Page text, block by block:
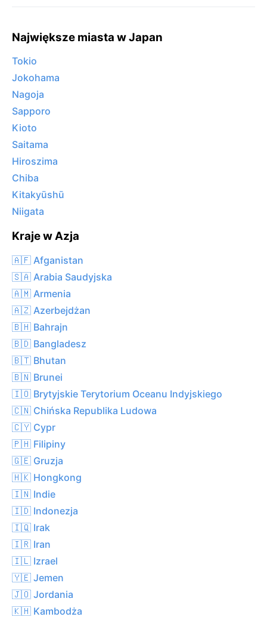
Największe miasta w Japan
Tokio
Jokohama
Nagoja
Sapporo
Kioto
Saitama
Hiroszima
Chiba
Kitakyūshū
Niigata
Kraje w Azja
🇦🇫 Afganistan
🇸🇦 Arabia Saudyjska
🇦🇲 Armenia
🇦🇿 Azerbejdżan
🇧🇭 Bahrajn
🇧🇩 Bangladesz
🇧🇹 Bhutan
🇧🇳 Brunei
🇮🇴 Brytyjskie Terytorium Oceanu Indyjskiego
🇨🇳 Chińska Republika Ludowa
🇨🇾 Cypr
🇵🇭 Filipiny
🇬🇪 Gruzja
🇭🇰 Hongkong
🇮🇳 Indie
🇮🇩 Indonezja
🇮🇶 Irak
🇮🇷 Iran
🇮🇱 Izrael
🇾🇪 Jemen
🇯🇴 Jordania
🇰🇭 Kambodża